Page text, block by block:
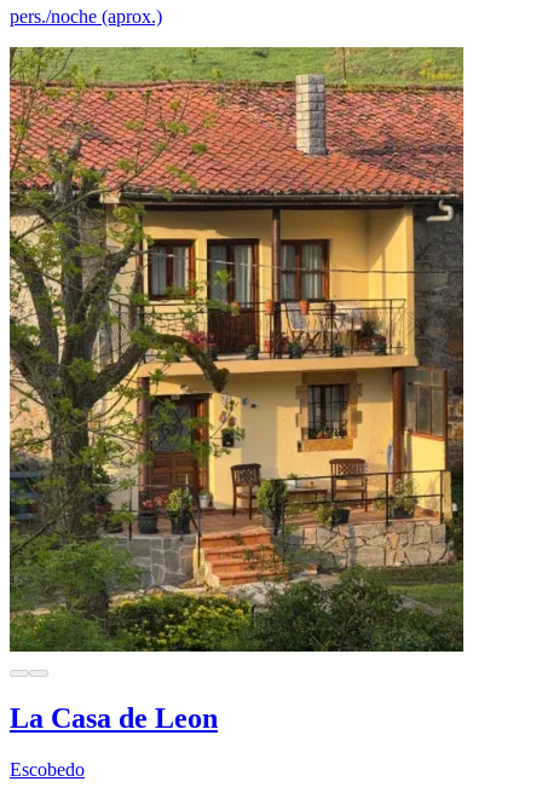
pers./noche (aprox.)
La Casa de Leon
Escobedo